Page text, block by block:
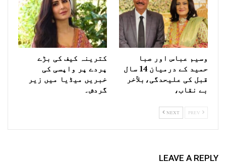
وسیم عباس اور صبا
حمید کے درمیان 14 سال
قبل کی علیحدگی،بلآخر
بے نقاب،
کترینہ کیف کی بڑے
پردے پر واپسی کی
خبریں میڈیا میں زیر
گردش۔
NEXT
LEAVE A REPLY